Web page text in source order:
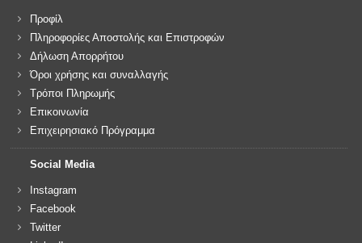
Προφίλ
Πληροφορίες Αποστολής και Επιστροφών
Δήλωση Απορρήτου
Όροι χρήσης και συναλλαγής
Τρόποι Πληρωμής
Επικοινωνία
Επιχειρησιακό Πρόγραμμα
Social Media
Instagram
Facebook
Twitter